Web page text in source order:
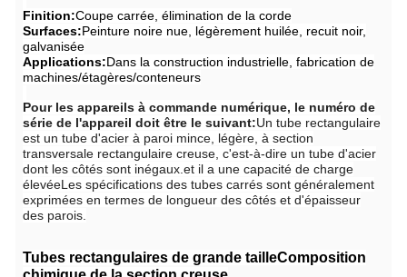
Finition:Coupe carrée, élimination de la corde
Surfaces:Peinture noire nue, légèrement huilée, recuit noir,
galvanisée
Applications:Dans la construction industrielle, fabrication de
machines/étagères/conteneurs
Pour les appareils à commande numérique, le numéro de
série de l'appareil doit être le suivant:Un tube rectangulaire
est un tube d'acier à paroi mince, légère, à section
transversale rectangulaire creuse, c'est-à-dire un tube d'acier
dont les côtés sont inégaux.et il a une capacité de charge
élevéeLes spécifications des tubes carrés sont généralement
exprimées en termes de longueur des côtés et d'épaisseur
des parois.
Tubes rectangulaires de grande tailleComposition